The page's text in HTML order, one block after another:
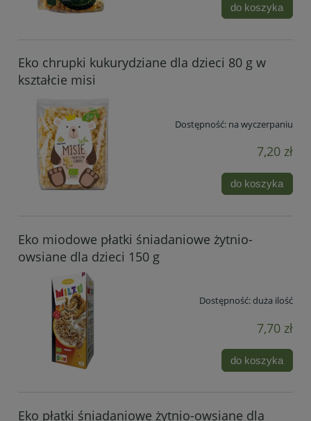
do koszyka
Eko chrupki kukurydziane dla dzieci 80 g w
kształcie misi
Dostępność: na wyczerpaniu
7,20 zł
do koszyka
Eko miodowe płatki śniadaniowe żytnio-
owsiane dla dzieci 150 g
Dostępność:duża ilość
7,70 zł
do koszyka
Eko płatki śniadaniowe żytnio-owsiane dla